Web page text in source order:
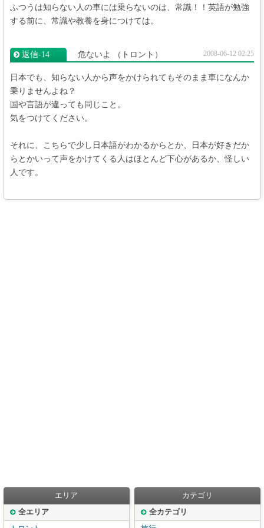
ふつうは知らない人の車には乗らないのは、常識！！英語が勉強
する前に、常識や教養を身につけては。
返信‐14 危ないよ （トロント） 2008-06-12 02:25
日本でも、知らない人から声をかけられてもそのまま車になんか
乗りませんよね？
国や言語が違っても同じこと。
気をつけてください。
それに、こちらで少し日本語がわかるからとか、日本が好きだか
らとかいって声をかけてくる人はほとんど下心があるか、怪しい
人です。
エリア
全エリア
カテゴリ
全カテゴリ